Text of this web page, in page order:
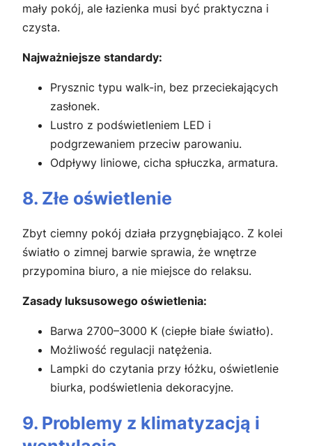
mały pokój, ale łazienka musi być praktyczna i
czysta.
Najważniejsze standardy:
Prysznic typu walk-in, bez przeciekających
zasłonek.
Lustro z podświetleniem LED i
podgrzewaniem przeciw parowaniu.
Odpływy liniowe, cicha spłuczka, armatura.
8. Złe oświetlenie
Zbyt ciemny pokój działa przygnębiająco. Z kolei
światło o zimnej barwie sprawia, że wnętrze
przypomina biuro, a nie miejsce do relaksu.
Zasady luksusowego oświetlenia:
Barwa 2700–3000 K (ciepłe białe światło).
Możliwość regulacji natężenia.
Lampki do czytania przy łóżku, oświetlenie
biurka, podświetlenia dekoracyjne.
9. Problemy z klimatyzacją i